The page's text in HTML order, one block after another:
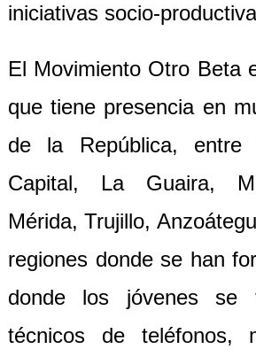
iniciativas socio-
El Movimiento Otro Beta
que tiene presencia en
de la República, entre
Capital, La Guaira,
Mérida, Trujillo,
regiones donde se han
donde los jóvenes se
técnicos de teléfonos,